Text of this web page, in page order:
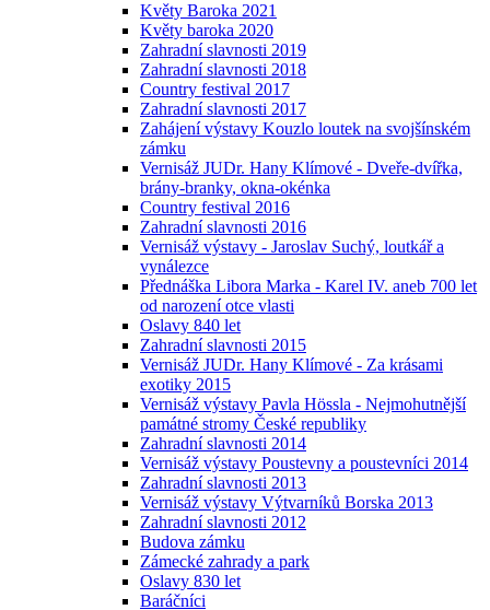
Květy Baroka 2021
Květy baroka 2020
Zahradní slavnosti 2019
Zahradní slavnosti 2018
Country festival 2017
Zahradní slavnosti 2017
Zahájení výstavy Kouzlo loutek na svojšínském
zámku
Vernisáž JUDr. Hany Klímové - Dveře-dvířka,
brány-branky, okna-okénka
Country festival 2016
Zahradní slavnosti 2016
Vernisáž výstavy - Jaroslav Suchý, loutkář a
vynálezce
Přednáška Libora Marka - Karel IV. aneb 700 let
od narození otce vlasti
Oslavy 840 let
Zahradní slavnosti 2015
Vernisáž JUDr. Hany Klímové - Za krásami
exotiky 2015
Vernisáž výstavy Pavla Hössla - Nejmohutnější
památné stromy České republiky
Zahradní slavnosti 2014
Vernisáž výstavy Poustevny a poustevníci 2014
Zahradní slavnosti 2013
Vernisáž výstavy Výtvarníků Borska 2013
Zahradní slavnosti 2012
Budova zámku
Zámecké zahrady a park
Oslavy 830 let
Baráčníci